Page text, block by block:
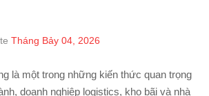
Tháng Bảy 04, 2026
là một trong những kiến thức quan trọng
doanh nghiệp logistics, kho bãi và nhà